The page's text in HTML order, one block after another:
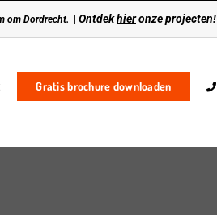
om Dordrecht. Ontdekhieronze projecten!
Gratis brochure downloaden